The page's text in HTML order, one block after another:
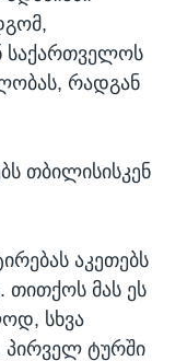
საქართველოს
რადგან
თბილისისკენ
აკეთებს
თითქოს მას ეს
სხვა
პირველ ტურში